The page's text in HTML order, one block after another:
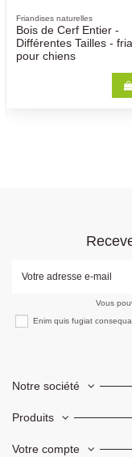
6,84 €
Prix Drive :
-5% 6,50 €
Vous
Enim quis fugiat
Notre société
Produits
Votre compte